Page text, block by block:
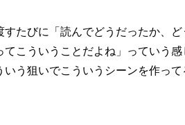
すたびに「読んでどうだったか、
てこういうことだよね」っていう
いう狙いでこういうシーンを作っ